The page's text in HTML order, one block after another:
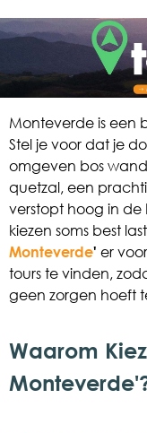
Monteverde is een
Stel je voor dat je
omgeven bos
quetzal, een
verstopt hoog in de
kiezen soms best
Monteverde' er
tours te vinden,
geen zorgen hoeft
Waarom